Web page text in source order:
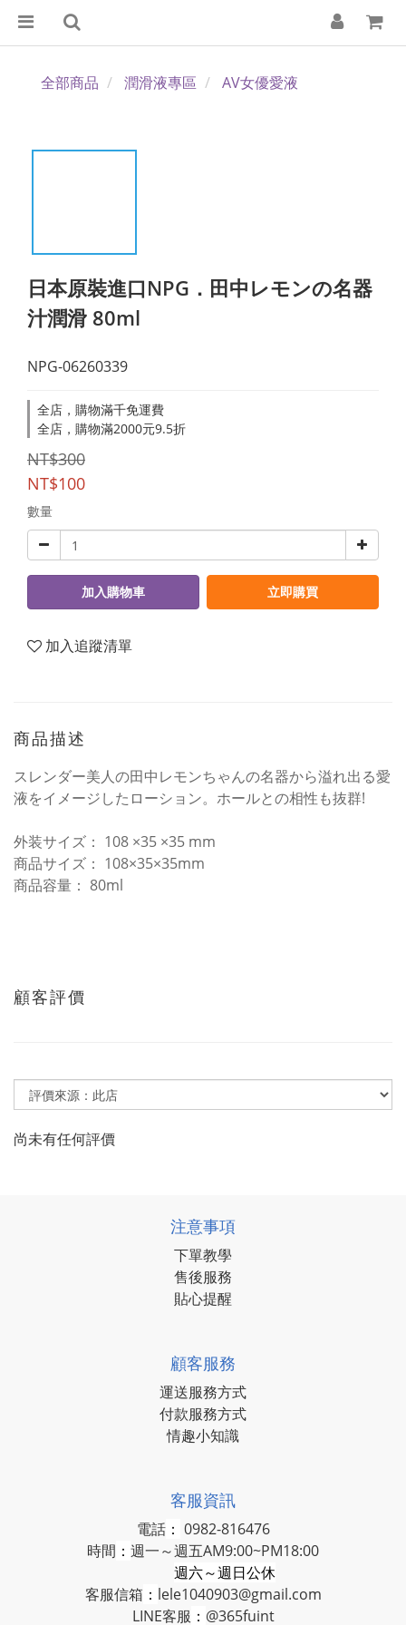
全部商品 潤滑液專區 AV女優愛液
日本原裝進口NPG．田中レモンの名器
汁潤滑 80ml
NPG-06260339
全店，購物滿千免運費
全店，購物滿2000元9.5折
NT$300
NT$100
數量
加入購物車 立即購買
加入追蹤清單
商品描述
スレンダー美人の田中レモンちゃんの名器から溢れ出る愛
液をイメージしたローション。ホールとの相性も抜群!
外装サイズ： 108 ×35 ×35 mm
商品サイズ： 108×35×35mm
商品容量： 80ml
顧客評價
尚未有任何評價
注意事項
下單教學
售後服務
貼心提醒
顧客服務
運送服務方式
付款服務方式
情趣小知識
客服資訊
電話： 0982-816476
時間 ： 週一～週五AM9:00~PM18:00
週六～週日公休
客服信箱 ： lele1040903@gmail.com
LINE客服 ： @365fuint